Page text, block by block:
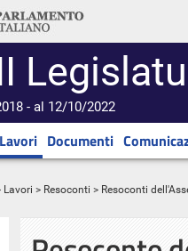
- al 12/10/2022
Lavori Documenti
Lavori > Resoconti > Resoconti